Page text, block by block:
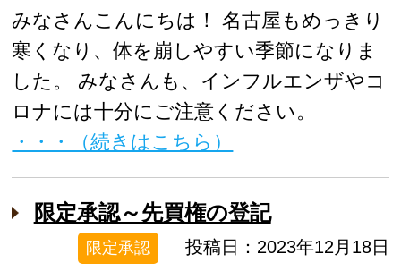
みなさんこんにちは！ 名古屋もめっきり
寒くなり、体を崩しやすい季節になりま
した。 みなさんも、インフルエンザやコ
ロナには十分にご注意ください。
・・・（続きはこちら）
限定承認～先買権の登記
限定承認 投稿日：2023年12月18日